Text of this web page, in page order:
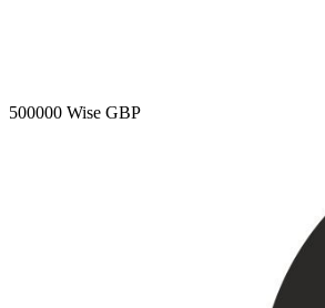
500000 Wise GBP